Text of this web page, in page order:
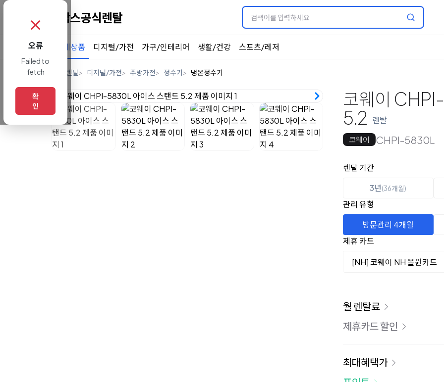
전체상품 디지털/가전 가구/인테리어 생활/건강 스포츠/레저
렌탈 디지털/가전 주방가전 정수기 냉온정수기
코웨이
5.2 렌탈
코웨이 CHPI-5830L
옵션 선택
렌탈 선택
렌탈 기간
3년(36개월)
관리 유형
방문관리 4개월
제휴 카드
[NH] 코웨이 NH 올원카드
이용 요금
월 렌탈료
제휴카드 할인
최대혜택가
✗
오류
Failed to
fetch
확
인